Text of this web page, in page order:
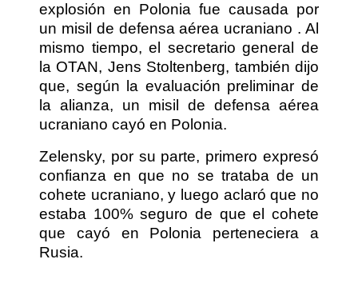
explosión en Polonia fue causada por
un misil de defensa aérea ucraniano . Al
mismo tiempo, el secretario general de
la OTAN, Jens Stoltenberg, también dijo
que, según la evaluación preliminar de
la alianza, un misil de defensa aérea
ucraniano cayó en Polonia.
Zelensky, por su parte, primero expresó
confianza en que no se trataba de un
cohete ucraniano, y luego aclaró que no
estaba 100% seguro de que el cohete
que cayó en Polonia perteneciera a
Rusia.